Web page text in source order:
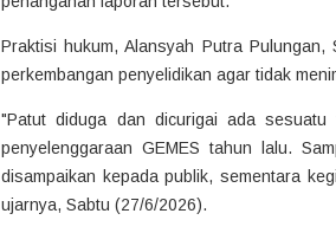
Praktisi hukum, Alansyah Putra
perkembangan penyelidikan agar tidak
"Patut diduga dan dicurigai ada sesuatu
penyelenggaraan GEMES tahun lalu.
disampaikan kepada publik, sementara
ujarnya, Sabtu (27/6/2026).